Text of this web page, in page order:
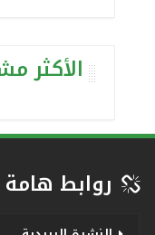
الأكثر
روابط هامة